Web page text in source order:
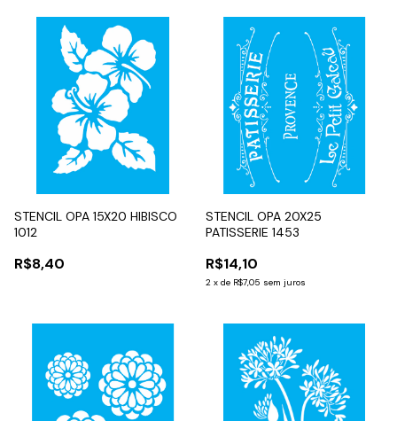
STENCIL OPA 15X20 HIBISCO
1012
R$8,40
STENCIL OPA 20X25
PATISSERIE 1453
R$14,10
2 x de R$7,05 sem juros